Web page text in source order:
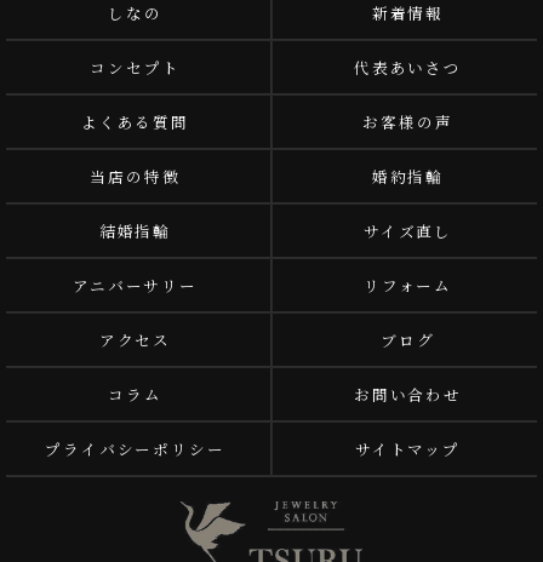
しなの 新着情報
コンセプト 代表あいさつ
よくある質問 お客様の声
当店の特徴 婚約指輪
結婚指輪 サイズ直し
アニバーサリー リフォーム
アクセス ブログ
コラム お問い合わせ
プライバシーポリシー サイトマップ